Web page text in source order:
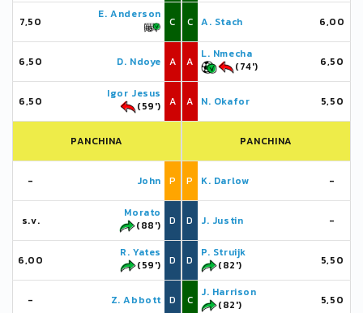
7,50
E. Anderson
C
6,50 D. Ndoye A
6,50
Igor Jesus
(59')
A
PANCHINA
- John P
s.v.
Morato
(88')
D
6,00
R. Yates
(59')
D
- Z. Abbott D
C A. Stach 6,00
A
L. Nmecha
(74')
6,50
A N. Okafor 5,50
PANCHINA
P K. Darlow -
D J. Justin -
D
P. Struijk
(82')
5,50
C
J. Harrison
(82')
5,50